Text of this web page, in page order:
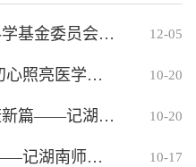
我校首次斩获国家自然科学基金委员会与盖茨基金会全球健康合作研究项目 医学国际科研合作实现新突破 12-05
党建与业务双轮驱动 用初心照亮医学之路 ——记湖南师范大学医学部“卓越贡献奖”陈适老师 10-20
深耕公卫沃土，智绘健康新篇——记湖南师范大学医学部“卓越贡献奖”吕媛老师 10-20
守科研之正 破育人之新——记湖南师范大学医学部“卓越贡献奖”谷峰老师 10-17